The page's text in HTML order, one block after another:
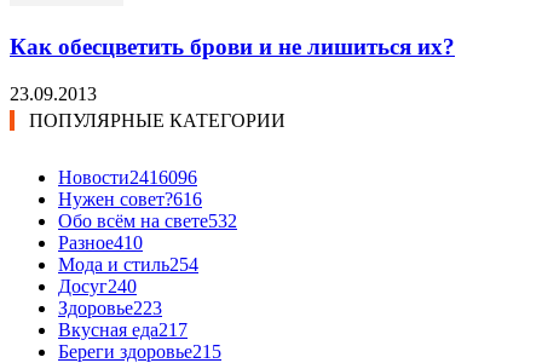
Как обесцветить брови и не лишиться их?
23.09.2013
ПОПУЛЯРНЫЕ КАТЕГОРИИ
Новости2416096
Нужен совет?616
Обо всём на свете532
Разное410
Мода и стиль254
Досуг240
Здоровье223
Вкусная еда217
Береги здоровье215